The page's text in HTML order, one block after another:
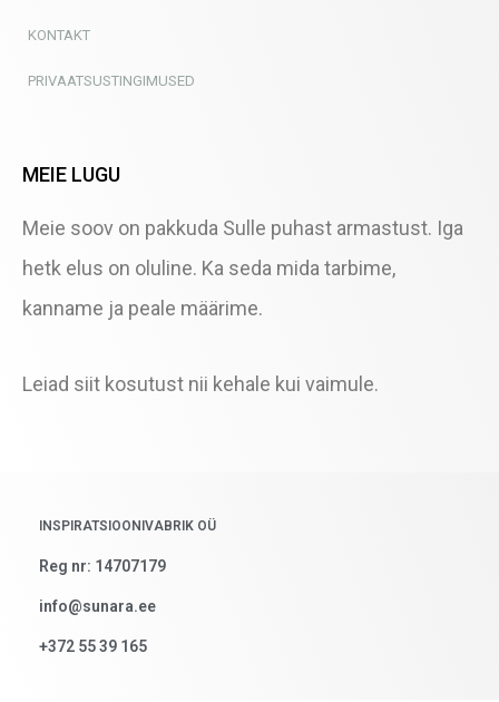
KONTAKT
PRIVAATSUSTINGIMUSED
MEIE LUGU
Meie soov on pakkuda Sulle puhast armastust. Iga
hetk elus on oluline. Ka seda mida tarbime,
kanname ja peale määrime.
Leiad siit kosutust nii kehale kui vaimule.
INSPIRATSIOONIVABRIK OÜ
Reg nr: 14707179
info@sunara.ee
+372 55 39 165